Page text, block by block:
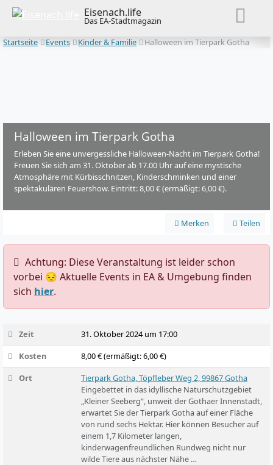
Eisenach.life
Das EA-Stadtmagazin
Startseite
Events Kinder & Familie Halloween im Tierpark Gotha
Halloween im Tierpark Gotha
Erleben Sie eine unvergessliche Halloween-Nacht im Tierpark Gotha!
Freuen Sie sich am 31. Oktober ab 17.00 Uhr auf eine mystische
Atmosphäre mit Kürbisschnitzen, Kinderschminken und einer
spektakulären Feuershow. Eintritt: 8,00 € (ermäßigt: 6,00 €).
Merken Teilen
️ Achtung: Diese Veranstaltung ist leider schon
vorbei 😔 Aktuelle Events in EA & Umgebung finden
sich hier.
Zeit
31. Oktober 2024 um 17:00
Kosten
8,00 € (ermäßigt: 6,00 €)
Ort
Tierpark Gotha, Töpfleber Weg 2, 99867 Gotha
Eingebettet in das idyllische Naturschutzgebiet
„Kleiner Seeberg“, unweit der Gothaer Innenstadt,
erwartet Sie der Tierpark Gotha auf einer Fläche
von rund sechs Hektar. Hier können Besucher auf
einem 1,7 Kilometer langen,
kinderwagenfreundlichen Rundweg nicht nur
wilde Tiere aus nächster Nähe …